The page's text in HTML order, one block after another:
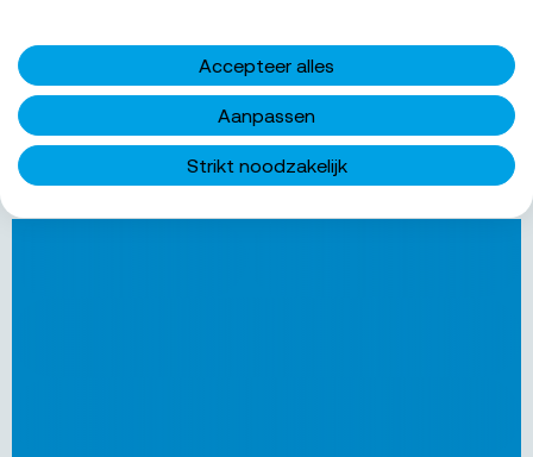
32-40
MBO 4
BEKIJK
Accepteer alles
Aanpassen
Strikt noodzakelijk